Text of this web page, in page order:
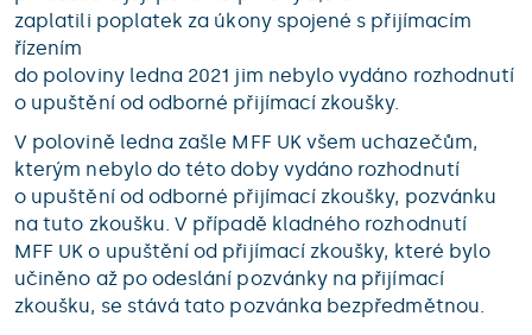
zaplatili poplatek za úkony spojené s přijímacím
řízením
do poloviny ledna 2021 jim nebylo vydáno rozhodnutí
o upuštění od odborné přijímací zkoušky.
V polovině ledna zašle MFF UK všem uchazečům,
kterým nebylo do této doby vydáno rozhodnutí
o upuštění od odborné přijímací zkoušky, pozvánku
na tuto zkoušku. V případě kladného rozhodnutí
MFF UK o upuštění od přijímací zkoušky, které bylo
učiněno až po odeslání pozvánky na přijímací
zkoušku, se stává tato pozvánka bezpředmětnou.